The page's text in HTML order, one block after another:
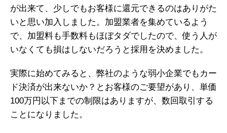
が出来て、少しでもお客様に還元できるのはありがた
いと思い加入しました。加盟業者を集めているよう
で、加盟料も手数料もほぼタダでしたので、使う人が
いなくても損はしないだろうと採用を決めました。
実際に始めてみると、弊社のような弱小企業でもカー
ド決済が出来ないか？とお客様のご要望があり、単価
100万円以下までの制限はありますが、数回取引する
ことになりました。